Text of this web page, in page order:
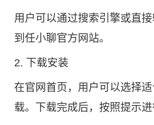
用户可以通过搜索引擎或直接
到任小聊官方网站。
2. 下载安装
在官网首页，用户可以选择
载。下载完成后，按照提示进